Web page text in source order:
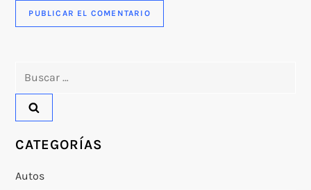
CATEGORÍAS
Autos